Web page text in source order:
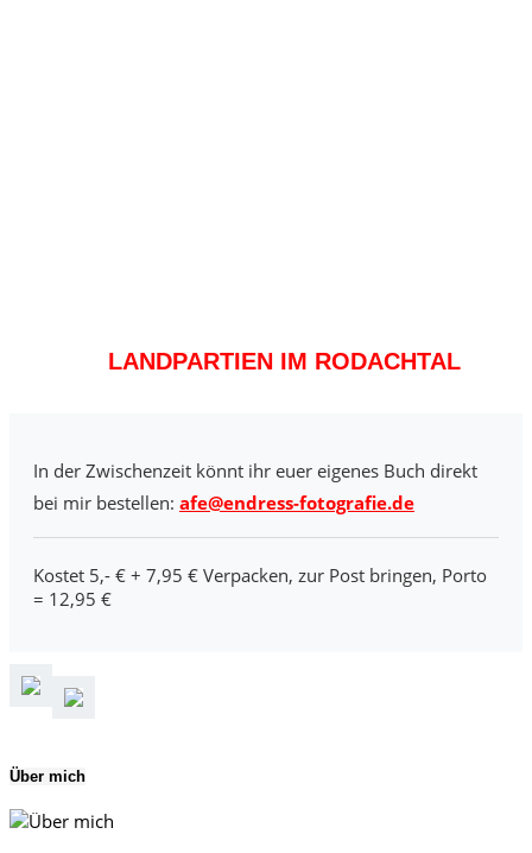
LANDPARTIEN IM RODACHTAL
In der Zwischenzeit könnt ihr euer eigenes Buch direkt
bei mir bestellen: afe@endress-fotografie.de
Kostet 5,- € + 7,95 € Verpacken, zur Post bringen, Porto
= 12,95 €
Über mich